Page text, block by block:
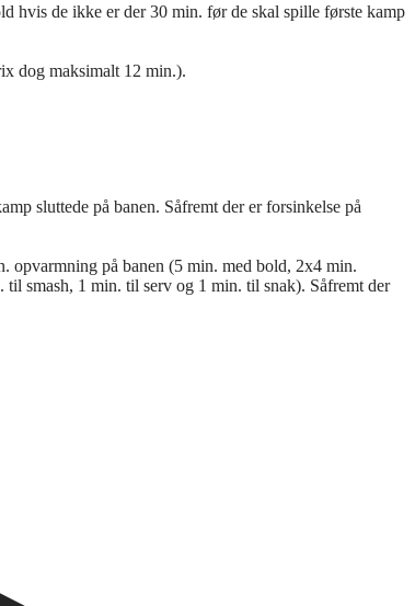
hvis de ikke er der 30 min. før de skal spille første kamp
dog maksimalt 12 min.).
sluttede på banen. Såfremt der er forsinkelse på
opvarmning på banen (5 min. med bold, 2x4 min.
smash, 1 min. til serv og 1 min. til snak). Såfremt der